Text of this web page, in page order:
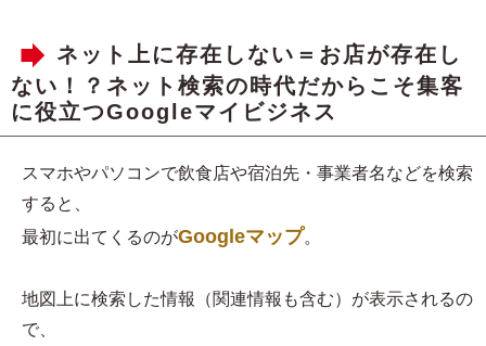
ネット上に存在しない＝お店が存在し
ない！？ネット検索の時代だからこそ集客
に役立つGoogleマイビジネス
スマホやパソコンで飲食店や宿泊先・事業者名などを検索
すると、
最初に出てくるのがGoogleマップ。
地図上に検索した情報（関連情報も含む）が表示されるの
で、